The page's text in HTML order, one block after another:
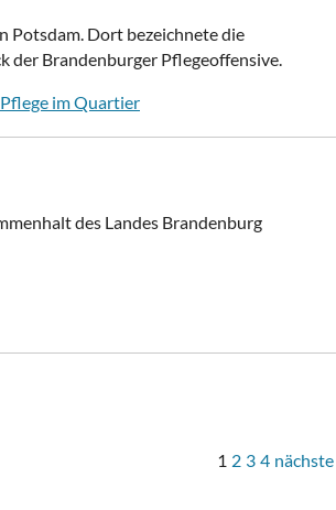
Potsdam. Dort bezeichnete die
der Brandenburger Pflegeoffensive.
im Quartier
des Landes Brandenburg
1 2 3 4 nächste